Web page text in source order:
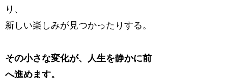
り、
新しい楽しみが見つかったりする。
その小さな変化が、人生を静かに前
へ進めます。